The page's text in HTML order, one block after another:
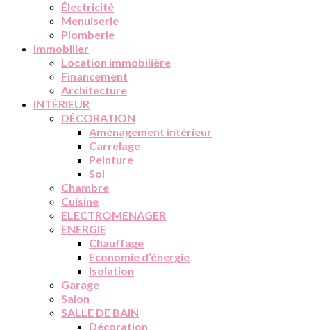
Électricité
Menuiserie
Plomberie
Immobilier
Location immobilière
Financement
Architecture
INTÉRIEUR
DÉCORATION
Aménagement intérieur
Carrelage
Peinture
Sol
Chambre
Cuisine
ELECTROMENAGER
ENERGIE
Chauffage
Economie d’énergie
Isolation
Garage
Salon
SALLE DE BAIN
Décoration